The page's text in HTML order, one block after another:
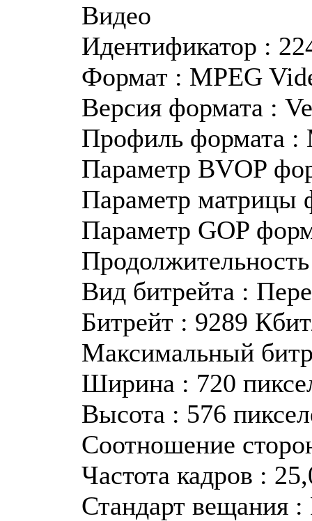
Видео
Идентификатор :
Формат : MPEG
Версия формата :
Профиль формата :
Параметр BVOP
Параметр матрицы
Параметр GOP
Вид битрейта :
Битрейт : 9289
Максимальный
Ширина : 720
Высота : 576
Соотношение
Частота кадров :
Стандарт вещания :